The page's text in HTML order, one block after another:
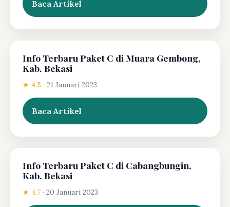
Baca Artikel
Info Terbaru Paket C di Muara Gembong,
Kab. Bekasi
★ 4.5 · 21 Januari 2023
Baca Artikel
Info Terbaru Paket C di Cabangbungin,
Kab. Bekasi
★ 4.7 · 20 Januari 2023